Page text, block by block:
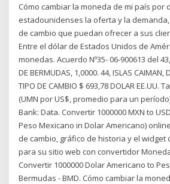
Cómo cambiar la moneda de mi país por
estadounidenses la oferta y la
de cambio que puedan ofrecer a sus
Entre el dólar de Estados Unidos de
monedas. Acuerdo Nº35- 06-900613 del
DE BERMUDAS, 1,0000. 44, ISLAS CAIMAN,
TIPO DE CAMBIO $ 693,78 DOLAR EE.UU.
(UMN por US$, promedio para un
Bank: Data. Convertir 1000000 MXN to
Peso Mexicano in Dolar Americano)
de cambio, gráfico de historia y el widget
para su sitio web con convertidor
Convertir 1000000 Dolar Americano to
Bermudas - BMD. Cómo cambiar la